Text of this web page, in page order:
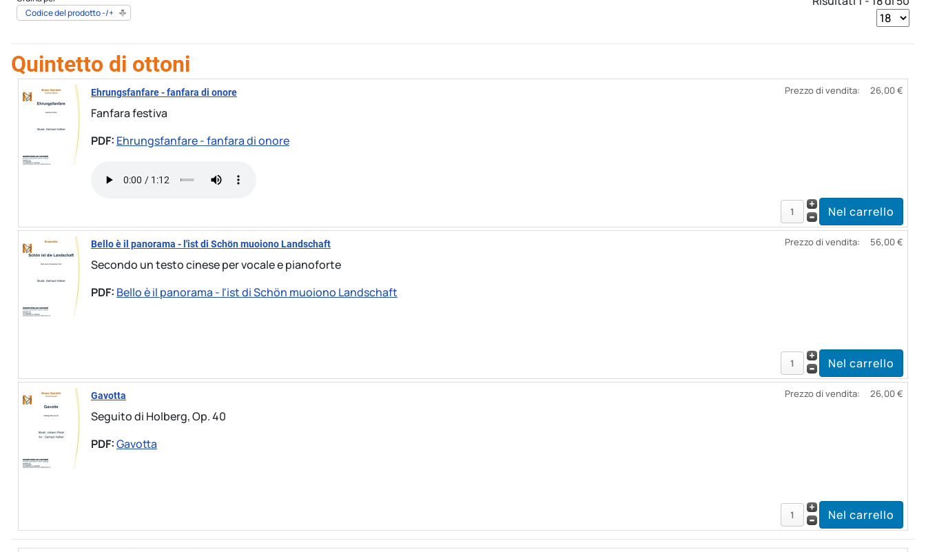
Codice del prodotto -/+
Quintetto di ottoni
Ehrungsfanfare - fanfara di onore
Fanfara festiva
PDF: Ehrungsfanfare - fanfara di onore
Prezzo di vendita: 26,00 €
Bello è il panorama - l'ist di Schön muoiono Landschaft
Secondo un testo cinese per vocale e pianoforte
PDF: Bello è il panorama - l'ist di Schön muoiono Landschaft
Prezzo di vendita: 56,00 €
Gavotta
Seguito di Holberg, Op. 40
PDF:Gavotta
Prezzo di vendita: 26,00 €